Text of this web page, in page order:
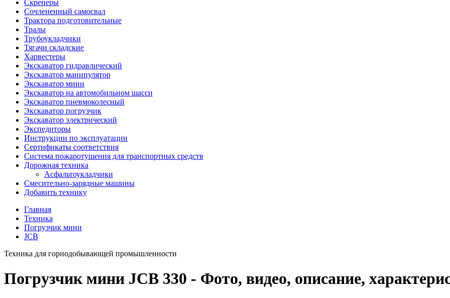
Скреперы
Сочлененный самосвал
Трактора подготовительные
Тралы
Трубоукладчики
Тягачи складские
Харвестеры
Экскаватор гидравлический
Экскаватор манипулятор
Экскаватор мини
Экскаватор на автомобильном шасси
Экскаватор пневмоколесный
Экскаватор погрузчик
Экскаватор электрический
Экспедиторы
Инструкции по эксплуатации
Сертификаты соответствия
Система пожаротушения для транспортных средств
Дорожная техника
Асфальтоукладчики
Смесительно-зарядные машины
Добавить технику
Главная
Техника
Погрузчик мини
JCB
Техника для горнодобывающей промышленности
Погрузчик мини JCB 330 - Фото, видео, описание,